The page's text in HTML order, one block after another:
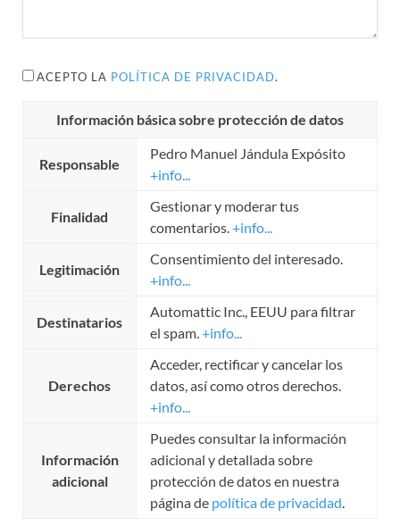
ACEPTO LA POLÍTICA DE PRIVACIDAD.
Información básica sobre protección de datos
Responsable
Pedro Manuel Jándula Expósito
+info...
Finalidad
Gestionar y moderar tus
comentarios.+info...
Legitimación
Consentimiento del interesado.
+info...
Destinatarios
Automattic Inc., EEUU para filtrar
el spam.+info...
Derechos
Acceder, rectificar y cancelar los
datos, así como otros derechos.
+info...
Información
adicional
Puedes consultar la información
adicional y detallada sobre
protección de datos en nuestra
página de política de privacidad.